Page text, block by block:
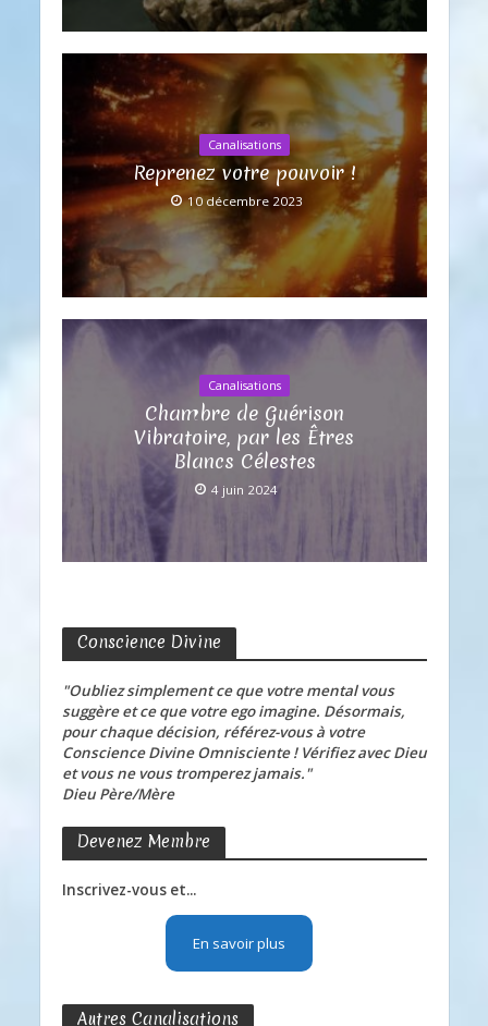
Canalisations
Reprenez votre pouvoir !
10 décembre 2023
Canalisations
Chambre de Guérison
Vibratoire, par les Êtres
Blancs Célestes
4 juin 2024
Conscience Divine
"Oubliez simplement ce que votre mental vous
suggère et ce que votre ego imagine. Désormais,
pour chaque décision, référez-vous à votre
Conscience Divine Omnisciente ! Vérifiez avec Dieu
et vous ne vous tromperez jamais."
Dieu Père/Mère
Devenez Membre
Inscrivez-vous et...
En savoir plus
Autres Canalisations